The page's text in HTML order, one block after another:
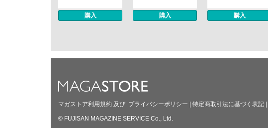
購入 購入 購入
マガストア利用規約 及び プライバシーポリシー 特定商取引法に基づく表記
© FUJISAN MAGAZINE SERVICE Co., Ltd.